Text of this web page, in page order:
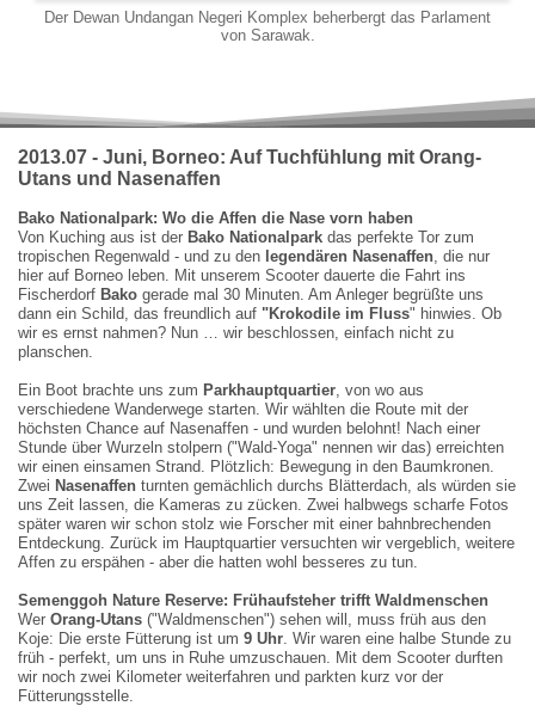
Der Dewan Undangan Negeri Komplex beherbergt das Parlament
von Sarawak.
2013.07 - Juni, Borneo: Auf Tuchfühlung mit Orang-
Utans und Nasenaffen
Bako Nationalpark: Wo die Affen die Nase vorn haben
Von Kuching aus ist der Bako Nationalpark das perfekte Tor zum
tropischen Regenwald - und zu den legendären Nasenaffen, die nur
hier auf Borneo leben. Mit unserem Scooter dauerte die Fahrt ins
Fischerdorf Bako gerade mal 30 Minuten. Am Anleger begrüßte uns
dann ein Schild, das freundlich auf "Krokodile im Fluss" hinwies. Ob
wir es ernst nahmen? Nun … wir beschlossen, einfach nicht zu
planschen.
Ein Boot brachte uns zum Parkhauptquartier, von wo aus
verschiedene Wanderwege starten. Wir wählten die Route mit der
höchsten Chance auf Nasenaffen - und wurden belohnt! Nach einer
Stunde über Wurzeln stolpern ("Wald-Yoga" nennen wir das) erreichten
wir einen einsamen Strand. Plötzlich: Bewegung in den Baumkronen.
Zwei Nasenaffen turnten gemächlich durchs Blätterdach, als würden sie
uns Zeit lassen, die Kameras zu zücken. Zwei halbwegs scharfe Fotos
später waren wir schon stolz wie Forscher mit einer bahnbrechenden
Entdeckung. Zurück im Hauptquartier versuchten wir vergeblich, weitere
Affen zu erspähen - aber die hatten wohl besseres zu tun.
Semenggoh Nature Reserve: Frühaufsteher trifft Waldmenschen
Wer Orang-Utans ("Waldmenschen") sehen will, muss früh aus den
Koje: Die erste Fütterung ist um 9 Uhr. Wir waren eine halbe Stunde zu
früh - perfekt, um uns in Ruhe umzuschauen. Mit dem Scooter durften
wir noch zwei Kilometer weiterfahren und parkten kurz vor der
Fütterungsstelle.